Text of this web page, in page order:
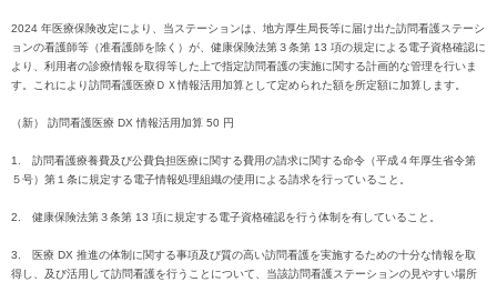
2024 年医療保険改定により、当ステーションは、地方厚生局長等に届け出た訪問看護ステーシ
ョンの看護師等（准看護師を除く）が、健康保険法第３条第 13 項の規定による電子資格確認に
より、利用者の診療情報を取得等した上で指定訪問看護の実施に関する計画的な管理を行いま
す。これにより訪問看護医療ＤＸ情報活用加算として定められた額を所定額に加算します。
（新） 訪問看護医療 DX 情報活用加算 50 円
1. 訪問看護療養費及び公費負担医療に関する費用の請求に関する命令（平成４年厚生省令第
５号）第１条に規定する電子情報処理組織の使用による請求を行っていること。
2. 健康保険法第３条第 13 項に規定する電子資格確認を行う体制を有していること。
3. 医療 DX 推進の体制に関する事項及び質の高い訪問看護を実施するための十分な情報を取
得し、及び活用して訪問看護を行うことについて、当該訪問看護ステーションの見やすい場所